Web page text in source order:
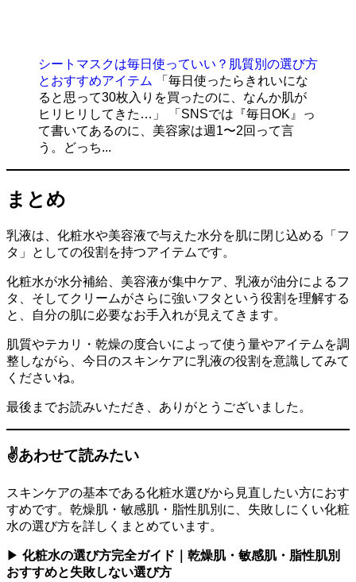
シートマスクは毎日使っていい？肌質別の選び方
とおすすめアイテム
「毎日使ったらきれいにな
ると思って30枚入りを買ったのに、なんか肌が
ヒリヒリしてきた…」 「SNSでは『毎日OK』っ
て書いてあるのに、美容家は週1〜2回って言
う。どっち...
まとめ
乳液は、化粧水や美容液で与えた水分を肌に閉じ込める「フ
タ」としての役割を持つアイテムです。
化粧水が水分補給、美容液が集中ケア、乳液が油分によるフ
タ、そしてクリームがさらに強いフタという役割を理解する
と、自分の肌に必要なお手入れが見えてきます。
肌質やテカリ・乾燥の度合いによって使う量やアイテムを調
整しながら、今日のスキンケアに乳液の役割を意識してみて
くださいね。
最後までお読みいただき、ありがとうございました。
✌️あわせて読みたい
スキンケアの基本である化粧水選びから見直したい方におす
すめです。乾燥肌・敏感肌・脂性肌別に、失敗しにくい化粧
水の選び方を詳しくまとめています。
▶ 化粧水の選び方完全ガイド｜乾燥肌・敏感肌・脂性肌別
おすすめと失敗しない選び方